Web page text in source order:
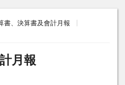
書、決算書及會計月報
月報